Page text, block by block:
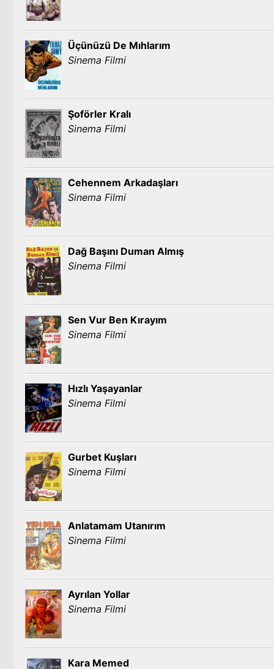
Üçünüzü De Mıhlarım
Sinema Filmi
Şoförler Kralı
Sinema Filmi
Cehennem Arkadaşları
Sinema Filmi
Dağ Başını Duman Almış
Sinema Filmi
Sen Vur Ben Kırayım
Sinema Filmi
Hızlı Yaşayanlar
Sinema Filmi
Gurbet Kuşları
Sinema Filmi
Anlatamam Utanırım
Sinema Filmi
Ayrılan Yollar
Sinema Filmi
Kara Memed